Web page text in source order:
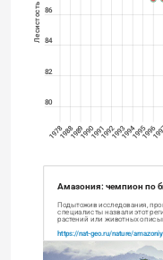
80
82
84
86
1978198819891990199119921993199419951996
Лесистость
Амазония: чемпион по
Подытожив исследования,
специалисты назвали этот
растений или животных
https://nat-geo.ru/nature/